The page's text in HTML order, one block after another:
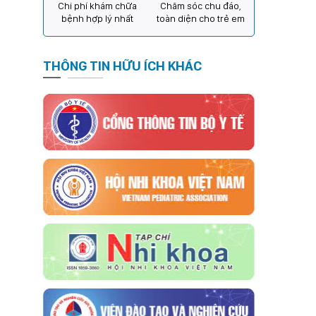
Chi phí khám chữa
bệnh hợp lý nhất
Chăm sóc chu đáo,
toàn diện cho trẻ em
THÔNG TIN HỮU ÍCH KHÁC